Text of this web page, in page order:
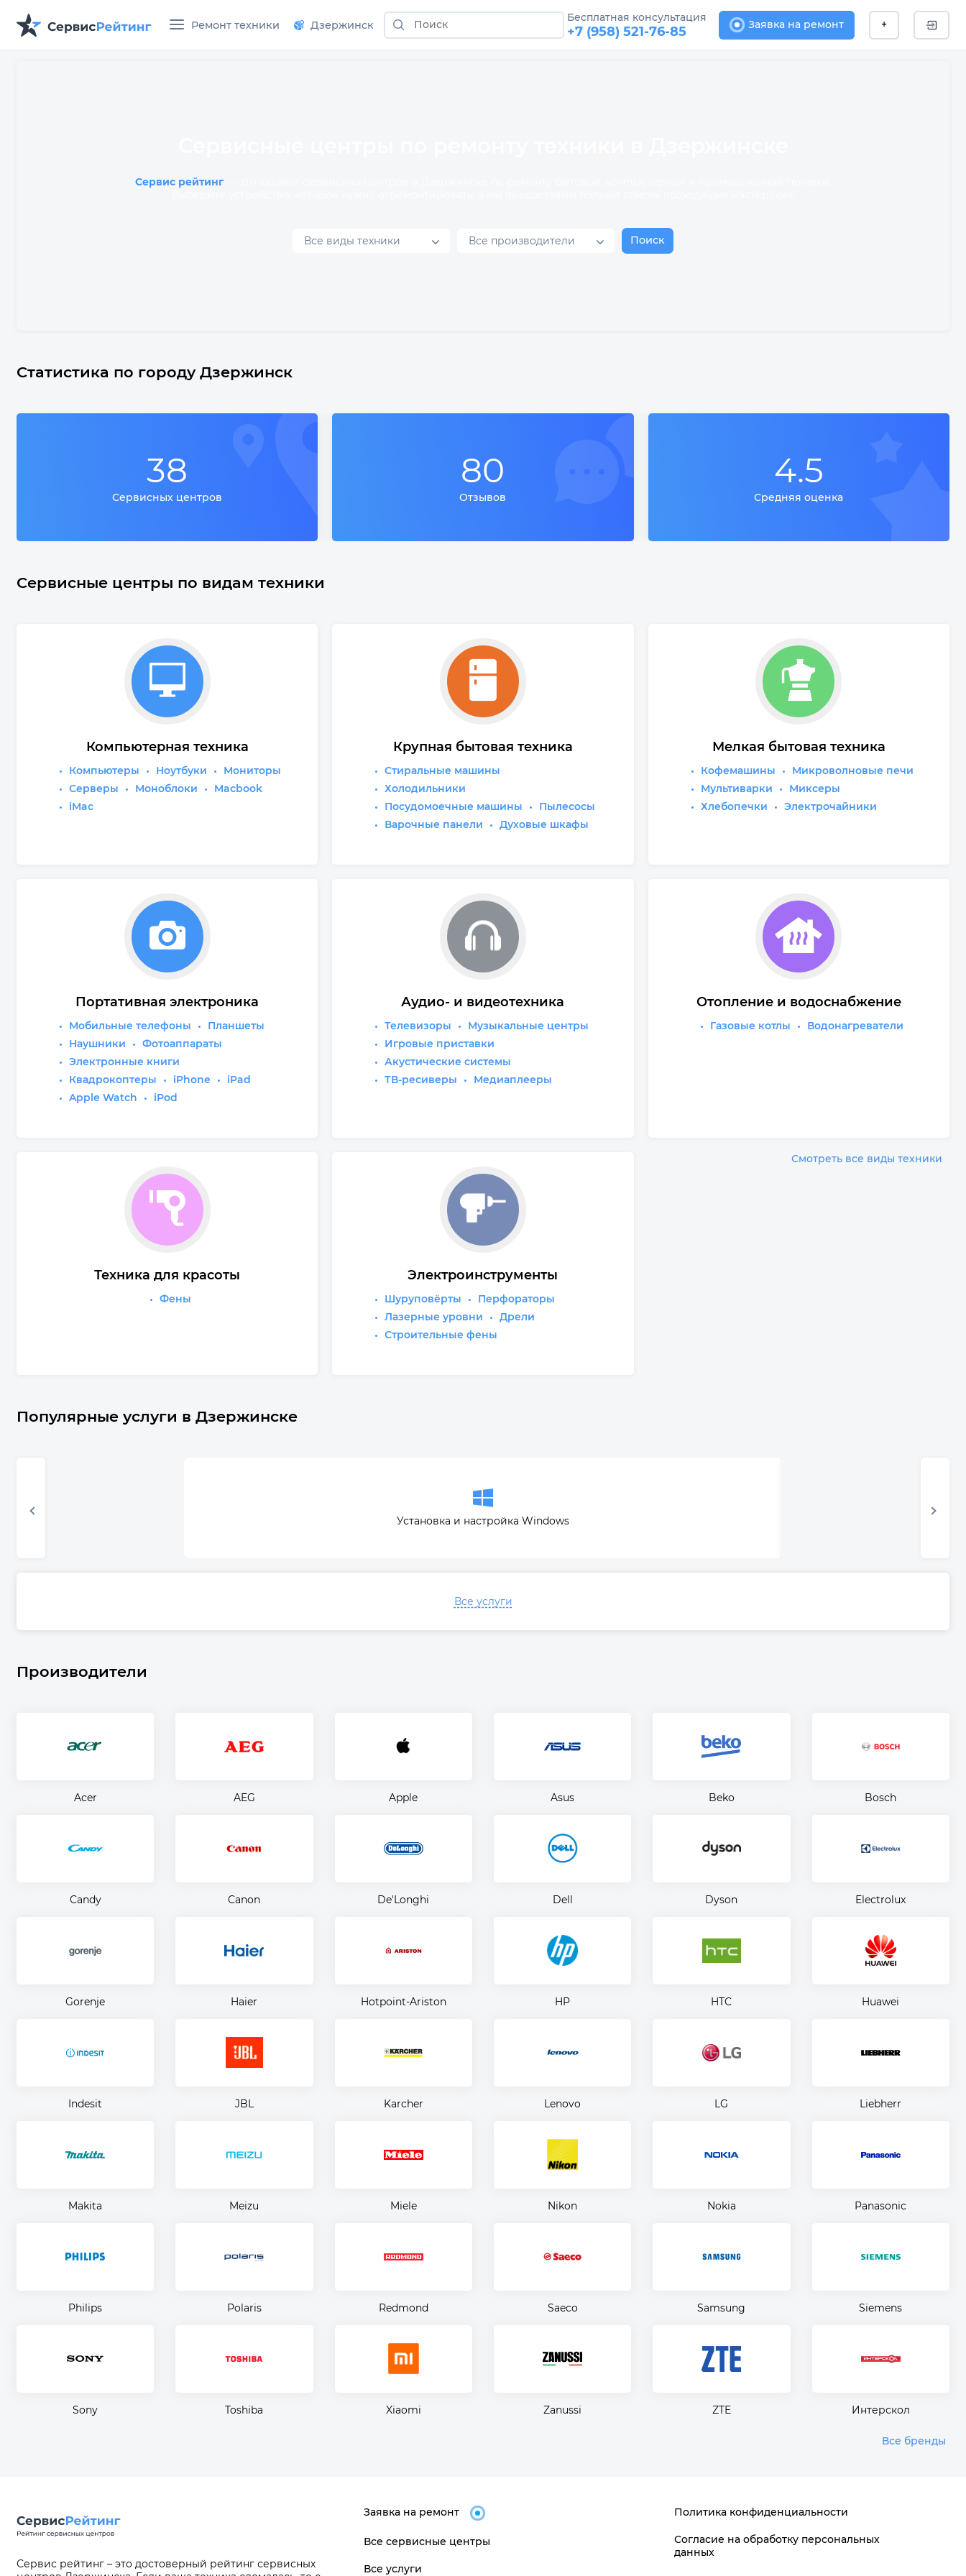
Ремонт техники Дзержинск
Бесплатная консультация
+7 (958) 521-76-85 Заявка на ремонт +
Сервис рейтинг— это каталог сервисных центров в Дзержинске по ремонту бытовой, компьютерной и промышленной техники.
Все виды техники Все производители Поиск
Статистика по городу Дзержинск
38
Сервисных центров
80
Отзывов
4.5
Средняя оценка
Сервисные центры по видам техники
Компьютерная техника
Компьютеры Ноутбуки
Мониторы
Серверы
Моноблоки
Macbook
iMac
Крупная бытовая техника
Стиральные машины
Холодильники
Посудомоечные машины
Пылесосы
Варочные панели
Духовые шкафы
Мелкая бытовая техника
Кофемашины
Микроволновые печи
Мультиварки
Миксеры
Хлебопечки
Электрочайники
Портативная электроника
Мобильные телефоны
Планшеты
Наушники
Фотоаппараты
Электронные книги
Квадрокоптеры
iPhone
iPad
Apple Watch
iPod
Аудио- и видеотехника
Телевизоры
Музыкальные центры
Игровые приставки
Акустические системы
ТВ-ресиверы
Медиаплееры
Отопление и водоснабжение
Газовые котлы Водонагреватели
Техника для красоты
Фены
Электроинструменты
Шуруповёрты
Перфораторы
Лазерные уровни
Дрели
Строительные фены
Смотреть все виды техники
Популярные услуги в Дзержинске
Установка и настройка Windows
Все услуги
Производители
Acer AEG Apple Asus Beko Bosch
Candy Canon De'Longhi Dell Dyson Electrolux
Gorenje Haier Hotpoint-Ariston HP HTC Huawei
Indesit JBL Karcher Lenovo LG Liebherr
Makita Meizu Miele Nikon Nokia Panasonic
Philips Polaris Redmond Saeco Samsung Siemens
Sony Toshiba Xiaomi Zanussi ZTE Интерскол
Все бренды
Сервис рейтинг – это достоверный рейтинг сервисных
Заявка на ремонт
Все сервисные центры
Все услуги
Политика конфиденциальности
Согласие на обработку персональных
данных